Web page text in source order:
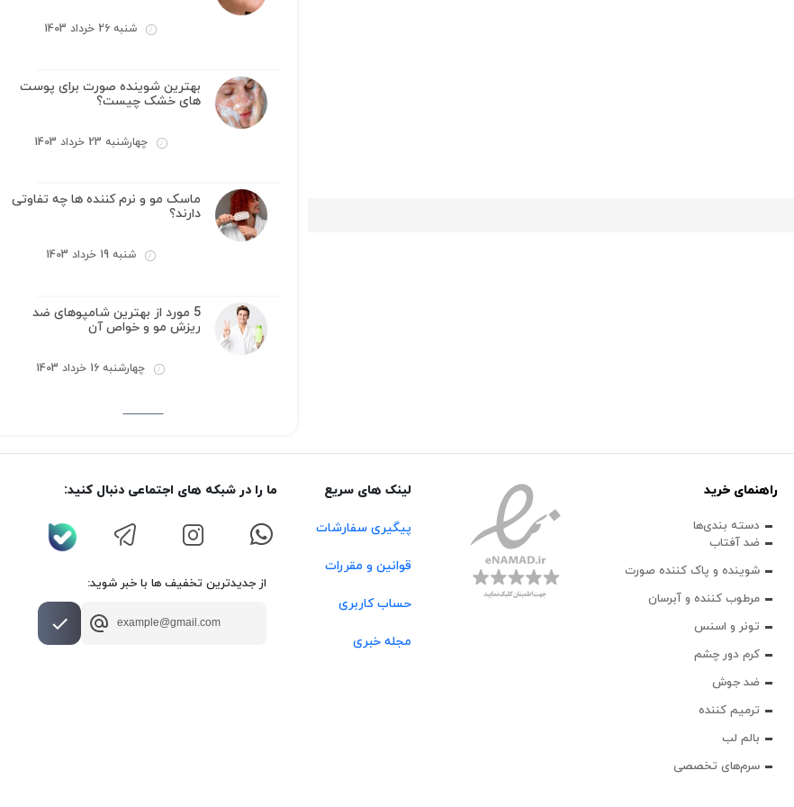
شنبه 26 خرداد 1403
بهترین شوینده صورت برای پوست
های خشک چیست؟
چهارشنبه 23 خرداد 1403
ماسک مو و نرم کننده ها چه تفاوتی
دارند؟
شنبه 19 خرداد 1403
5 مورد از بهترین شامپوهای ضد
ریزش مو و خواص آن
چهارشنبه 16 خرداد 1403
راهنمای خرید
دسته بندی‌ها
ضد آفتاب
شوینده و پاک‌ کننده صورت
مرطوب کننده و آبرسان
تونر و اسنس
کرم دور چشم
ضد جوش
ترمیم کننده
بالم لب
سرم‌های تخصصی
لینک های سریع
پیگیری سفارشات
قوانین و مقررات
حساب کاربری
مجله خبری
ما را در شبکه های اجتماعی دنبال کنید:
از جدیدترین تخفیف ها با خبر شوید: